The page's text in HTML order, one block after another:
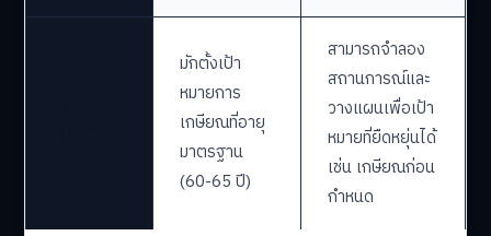
มักตั้งเป้า
หมายการ
เกษียณที่อายุ
มาตรฐาน
(60-65 ปี)
สามารถจำลอง
สถานการณ์และ
วางแผนเพื่อเป้า
หมายที่ยืดหยุ่นได้
เช่น เกษียณก่อน
กำหนด